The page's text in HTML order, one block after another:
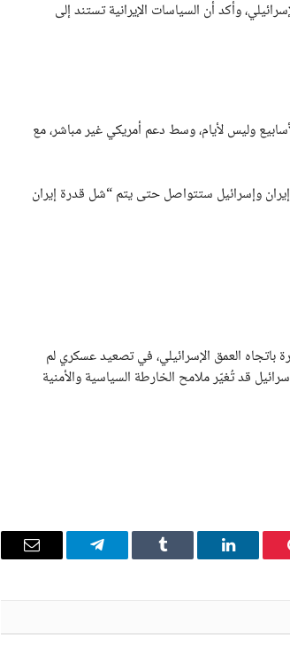
وأكد أن السياسات الإيرانية تستند إلى
وليس لأيام، وسط دعم أمريكي غير مباشر، مع
إيران وإسرائيل ستتواصل حتى يتم “شل قدرة إيران
باتجاه العمق الإسرائيلي، في تصعيد عسكري لم
قد تُغيّر ملامح الخارطة السياسية والأمنية
لينكدإن Tumblr تيلقرام
البريد